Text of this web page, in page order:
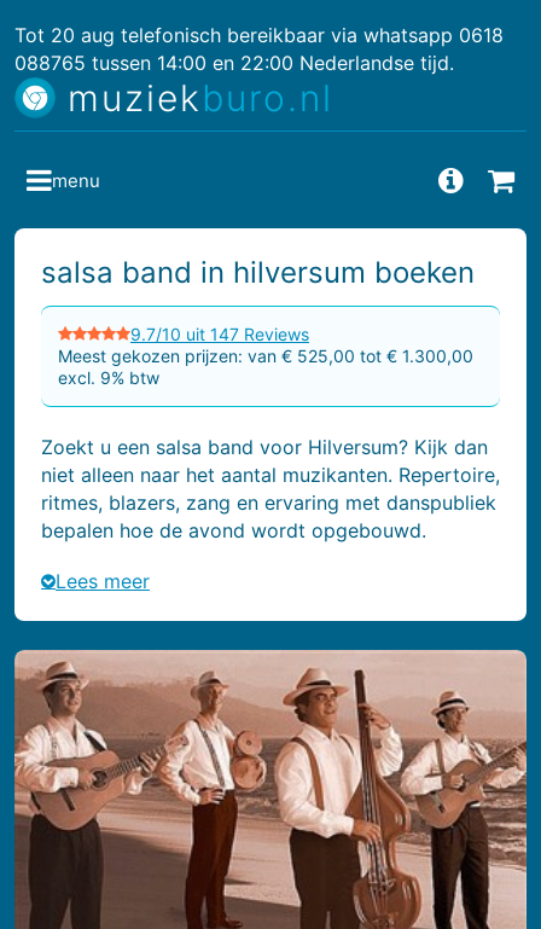
Tot 20 aug telefonisch bereikbaar via whatsapp 0618
088765 tussen 14:00 en 22:00 Nederlandse tijd.
muziekburo.nl
salsa band in hilversum boeken
9.7/10 uit 147 Reviews
Meest gekozen prijzen: van € 525,00 tot € 1.300,00
excl. 9% btw
Zoekt u een salsa band voor Hilversum? Kijk dan
niet alleen naar het aantal muzikanten. Repertoire,
ritmes, blazers, zang en ervaring met danspubliek
bepalen hoe de avond wordt opgebouwd.
Lees meer
menu